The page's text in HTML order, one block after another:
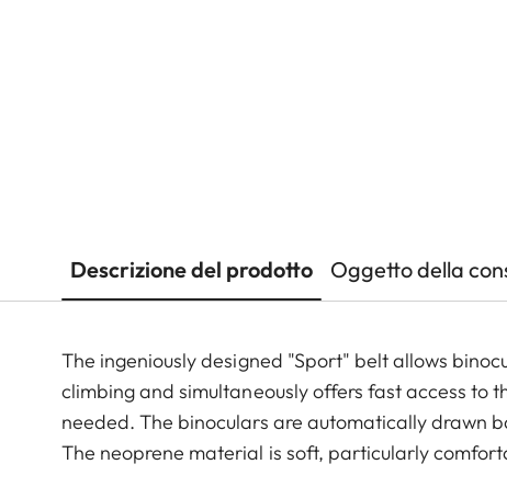
Descrizione del prodotto Oggetto della
The ingeniously designed "Sport" belt allows
climbing and simultaneously offers fast access to
needed. The binoculars are automatically drawn
The neoprene material is soft, particularly